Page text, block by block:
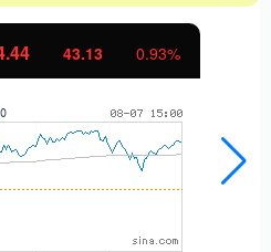
北证50 1134.24